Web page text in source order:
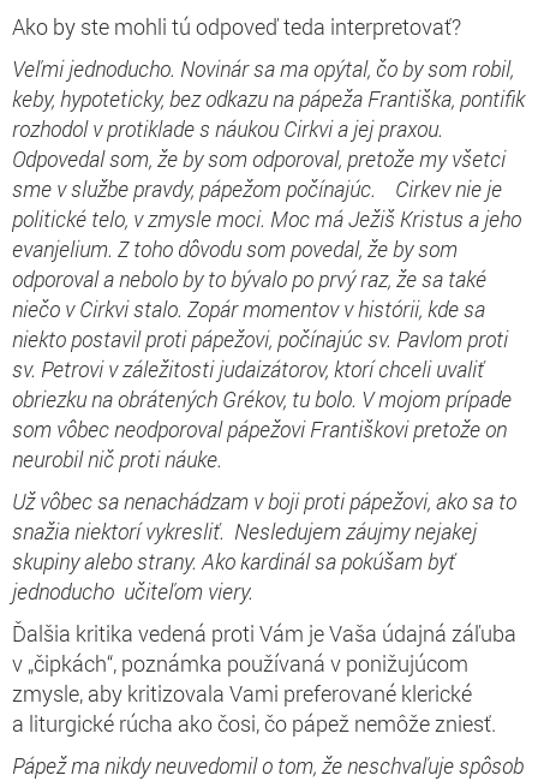
Ako by ste mohli tú odpoveď teda interpretovať?
Veľmi jednoducho. Novinár sa ma opýtal, čo by som robil,
keby, hypoteticky, bez odkazu na pápeža Františka, pontifik
rozhodol v protiklade s náukou Cirkvi a jej praxou.
Odpovedal som, že by som odporoval, pretože my všetci
sme v službe pravdy, pápežom počínajúc. Cirkev nie je
politické telo, v zmysle moci. Moc má Ježiš Kristus a jeho
evanjelium. Z toho dôvodu som povedal, že by som
odporoval a nebolo by to bývalo po prvý raz, že sa také
niečo v Cirkvi stalo. Zopár momentov v histórii, kde sa
niekto postavil proti pápežovi, počínajúc sv. Pavlom proti
sv. Petrovi v záležitosti judaizátorov, ktorí chceli uvaliť
obriezku na obrátených Grékov, tu bolo. V mojom prípade
som vôbec neodporoval pápežovi Františkovi pretože on
neurobil nič proti náuke.
Už vôbec sa nenachádzam v boji proti pápežovi, ako sa to
snažia niektorí vykresliť. Nesledujem záujmy nejakej
skupiny alebo strany. Ako kardinál sa pokúšam byť
jednoducho učiteľom viery.
Ďalšia kritika vedená proti Vám je Vaša údajná záľuba
v „čipkách“, poznámka používaná v ponižujúcom
zmysle, aby kritizovala Vami preferované klerické
a liturgické rúcha ako čosi, čo pápež nemôže zniesť.
Pápež ma nikdy neuvedomil o tom, že neschvaľuje spôsob